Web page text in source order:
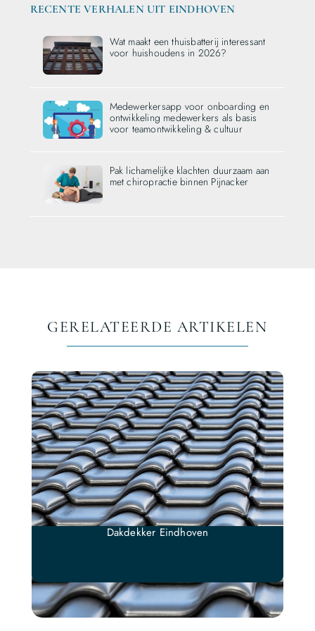
RECENTE VERHALEN UIT EINDHOVEN
Wat maakt een thuisbatterij interessant
voor huishoudens in 2026?
Medewerkersapp voor onboarding en
ontwikkeling medewerkers als basis
voor teamontwikkeling & cultuur
Pak lichamelijke klachten duurzaam aan
met chiropractie binnen Pijnacker
GERELATEERDE ARTIKELEN
Dakdekker Eindhoven